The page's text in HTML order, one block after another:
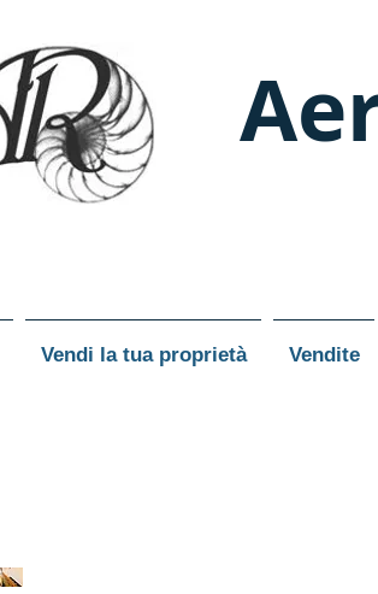
Vendi la tua proprietà Vendite